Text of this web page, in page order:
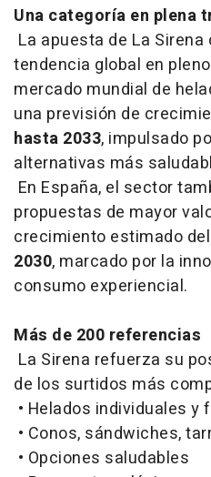
Una categoría en plena
La apuesta de La
tendencia global en
mercado mundial de
una previsión de
hasta 2033, impulsado
alternativas más
En España, el sector
propuestas de mayor
crecimiento estimado del
2030, marcado por la
consumo experiencial.
Más de 200 referencias
La Sirena refuerza su
de los surtidos más
• Helados individuales y
• Conos, sándwiches,
• Opciones saludables